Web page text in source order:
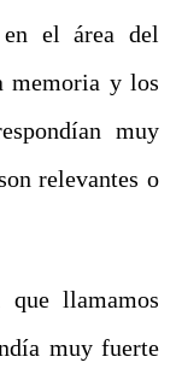
en el área del
memoria y los
muy
relevantes o
llamamos
muy fuerte